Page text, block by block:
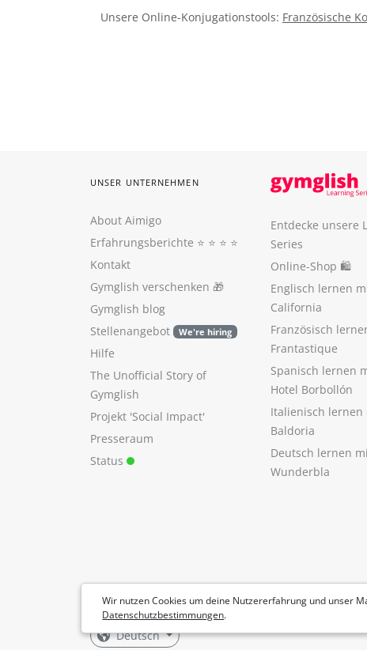
Unsere Online-Konjugationstools: Französische
Wir nutzen Cookies um deine Nutzererfahrung und unser
Datenschutzbestimmungen.
UNSER UNTERNEHMEN
About Aimigo
Erfahrungsberichte ⭐️ ⭐️ ⭐️ ⭐️
Kontakt
Gymglish verschenken 🎁
Gymglish blog
Stellenangebot
We're hiring
Hilfe
The Unofficial Story of
Gymglish
Projekt 'Social Impact'
Presseraum
Status
Entdecke unsere
Series
Online-Shop 🛍
Englisch lernen
California
Französisch
Frantastique
Spanisch lernen
Hotel Borbollón
Italienisch lernen
Baldoria
Deutsch lernen
Wunderbla
Deutsch